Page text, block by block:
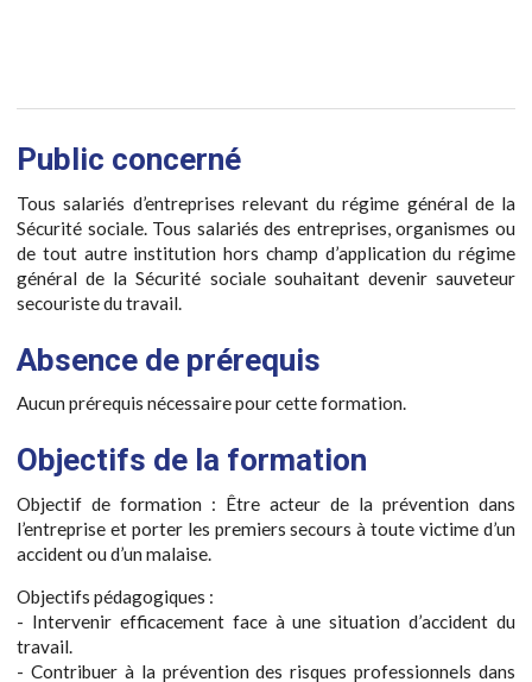
Public concerné
Tous salariés d’entreprises relevant du régime général de la
Sécurité sociale. Tous salariés des entreprises, organismes ou
de tout autre institution hors champ d’application du régime
général de la Sécurité sociale souhaitant devenir sauveteur
secouriste du travail.
Absence de prérequis
Aucun prérequis nécessaire pour cette formation.
Objectifs de la formation
Objectif de formation : Être acteur de la prévention dans
l’entreprise et porter les premiers secours à toute victime d’un
accident ou d’un malaise.
Objectifs pédagogiques :
- Intervenir efficacement face à une situation d’accident du
travail.
- Contribuer à la prévention des risques professionnels dans